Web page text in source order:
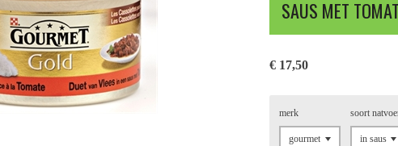
SAUS MET
€ 17,50
merk soort